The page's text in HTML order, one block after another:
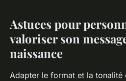
Astuces pour
valoriser son
naissance
Adapter le format et la tonalité